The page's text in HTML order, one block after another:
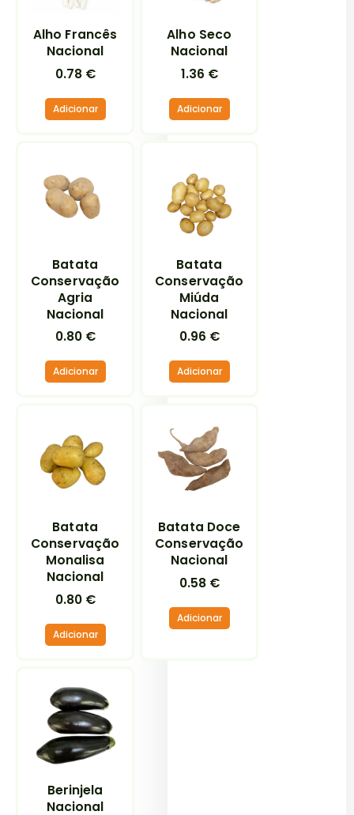
Alho Francês
Nacional
0.78 €
Adicionar
Alho Seco
Nacional
1.36 €
Adicionar
Batata
Conservação
Agria
Nacional
0.80 €
Adicionar
Batata
Conservação
Miúda
Nacional
0.96 €
Adicionar
Batata
Conservação
Monalisa
Nacional
0.80 €
Adicionar
Batata Doce
Conservação
Nacional
0.58 €
Adicionar
Berinjela
Nacional